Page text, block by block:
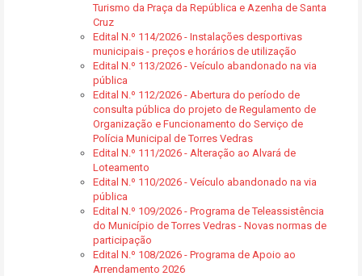
Turismo da Praça da República e Azenha de Santa
Cruz
Edital N.º 114/2026 - Instalações desportivas
municipais - preços e horários de utilização
Edital N.º 113/2026 - Veículo abandonado na via
pública
Edital N.º 112/2026 - Abertura do período de
consulta pública do projeto de Regulamento de
Organização e Funcionamento do Serviço de
Polícia Municipal de Torres Vedras
Edital N.º 111/2026 - Alteração ao Alvará de
Loteamento
Edital N.º 110/2026 - Veículo abandonado na via
pública
Edital N.º 109/2026 - Programa de Teleassistência
do Município de Torres Vedras - Novas normas de
participação
Edital N.º 108/2026 - Programa de Apoio ao
Arrendamento 2026